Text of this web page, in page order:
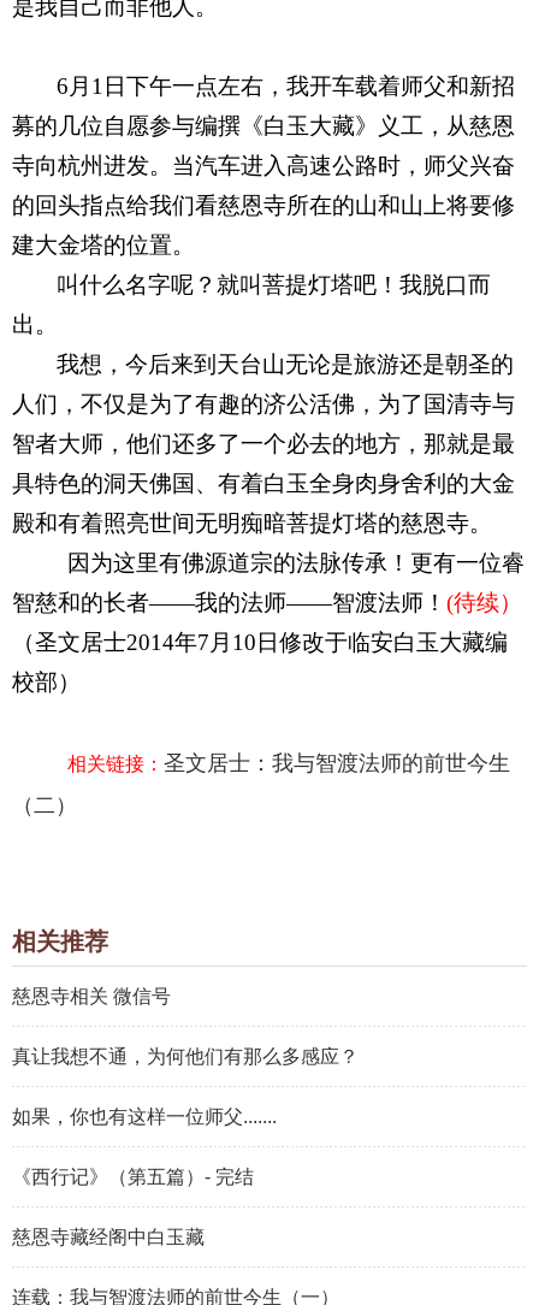
是我自己而非他人。
6 月1日下午一点左右，我开车载着师父和新招
募的几位自愿参与编撰《白玉大藏》义工，从慈恩
寺向杭州进发。当汽车进入高速公路时，师父兴奋
的回头指点给我们看慈恩寺所在的山和山上将要修
建大金塔的位置。
叫什么名字呢？就叫菩提灯塔吧！我脱口而
出。
我想，今后来到天台山无论是旅游还是朝圣的
人们，不仅是为了有趣的济公活佛，为了国清寺与
智者大师，他们还多了一个必去的地方，那就是最
具特色的洞天佛国、有着白玉全身肉身舍利的大金
殿和有着照亮世间无明痴暗菩提灯塔的慈恩寺。
因为这里有佛源道宗的法脉传承！更有一位睿
智慈和的长者——我的法师——智渡法师！ (待续）
（圣文居士2014年7月10日修改于临安白玉大藏编
校部）
相关链接： 圣文居士：我与智渡法师的前世今生
（二）
相关推荐
慈恩寺相关 微信号
真让我想不通，为何他们有那么多感应？
如果，你也有这样一位师父.......
《西行记》（第五篇）- 完结
慈恩寺藏经阁中白玉藏
连载：我与智渡法师的前世今生（一）